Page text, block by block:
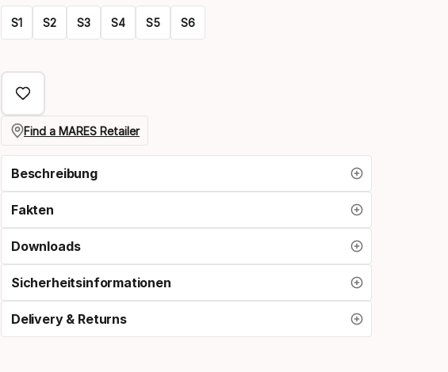
S1 S2 S3 S4 S5 S6
select
option:
größe
Find a MARES Retailer
Beschreibung
Fakten
Downloads
Sicherheitsinformationen
Delivery & Returns